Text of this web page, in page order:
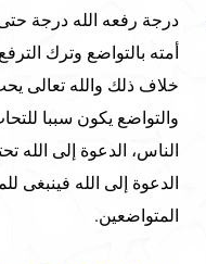
درجة رفعه الله درجة
أمته بالتواضع وترك
خلاف ذلك والله تعالى
والتواضع يكون سببا
الناس، الدعوة إلى الله
الدعوة إلى الله فينبغى
المتواضعين.